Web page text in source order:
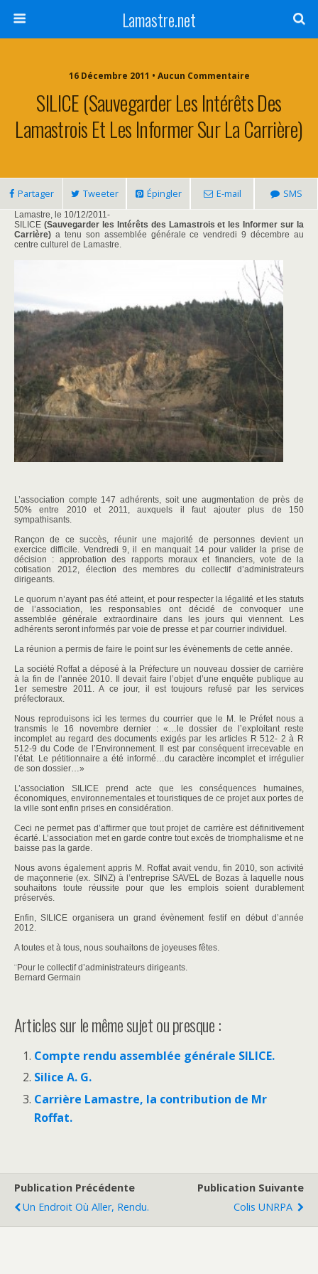
Lamastre.net
16 Décembre 2011 • Aucun Commentaire
SILICE (Sauvegarder Les Intérêts Des
Lamastrois Et Les Informer Sur La Carrière)
Partager Tweeter Épingler E-mail SMS
Lamastre, le 10/12/2011-
SILICE (Sauvegarder les Intérêts des Lamastrois et les Informer sur la
Carrière) a tenu son assemblée générale ce vendredi 9 décembre au
centre culturel de Lamastre.
L’association compte 147 adhérents, soit une augmentation de près de
50% entre 2010 et 2011, auxquels il faut ajouter plus de 150
sympathisants.
Rançon de ce succès, réunir une majorité de personnes devient un
exercice difficile. Vendredi 9, il en manquait 14 pour valider la prise de
décision : approbation des rapports moraux et financiers, vote de la
cotisation 2012, élection des membres du collectif d’administrateurs
dirigeants.
Le quorum n’ayant pas été atteint, et pour respecter la légalité et les statuts
de l’association, les responsables ont décidé de convoquer une
assemblée générale extraordinaire dans les jours qui viennent. Les
adhérents seront informés par voie de presse et par courrier individuel.
La réunion a permis de faire le point sur les évènements de cette année.
La société Roffat a déposé à la Préfecture un nouveau dossier de carrière
à la fin de l’année 2010. Il devait faire l’objet d’une enquête publique au
1er semestre 2011. A ce jour, il est toujours refusé par les services
préfectoraux.
Nous reproduisons ici les termes du courrier que le M. le Préfet nous a
transmis le 16 novembre dernier : «…le dossier de l’exploitant reste
incomplet au regard des documents exigés par les articles R 512- 2 à R
512-9 du Code de l’Environnement. Il est par conséquent irrecevable en
l’état. Le pétitionnaire a été informé…du caractère incomplet et irrégulier
de son dossier…»
L’association SILICE prend acte que les conséquences humaines,
économiques, environnementales et touristiques de ce projet aux portes de
la ville sont enfin prises en considération.
Ceci ne permet pas d’affirmer que tout projet de carrière est définitivement
écarté. L’association met en garde contre tout excès de triomphalisme et ne
baisse pas la garde.
Nous avons également appris M. Roffat avait vendu, fin 2010, son activité
de maçonnerie (ex. SINZ) à l’entreprise SAVEL de Bozas à laquelle nous
souhaitons toute réussite pour que les emplois soient durablement
préservés.
Enfin, SILICE organisera un grand évènement festif en début d’année
2012.
A toutes et à tous, nous souhaitons de joyeuses fêtes.
¨Pour le collectif d’administrateurs dirigeants.
Bernard Germain
Articles sur le même sujet ou presque :
Compte rendu assemblée générale SILICE.
Silice A. G.
Carrière Lamastre, la contribution de Mr
Roffat.
Publication Précédente
Un Endroit Où Aller, Rendu.
Publication Suivante
Colis UNRPA